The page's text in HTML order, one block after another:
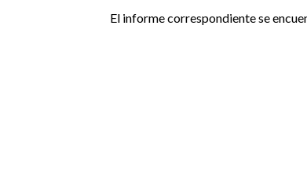
El informe correspondiente se